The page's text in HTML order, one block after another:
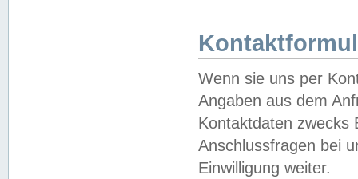
Wenn sie uns per
Angaben aus dem
Kontaktdaten zwecks
Anschlussfragen bei
Einwilligung weiter.